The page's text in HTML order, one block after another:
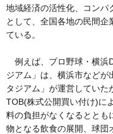
地域経済の活性化、コンパ
として、全国各地の民間企
ている。
例えば、プロ野球・横浜
ジアム」は、横浜市などが
タジアム」が運営してい
TOB(株式公開買い付け)に
料の負担がなくなるととも
物となる飲食の展開、球団